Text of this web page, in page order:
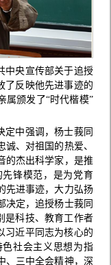
中央宣传部关于追授
了反映他先进事迹的
属颁发了“时代楷模”
定中强调，杨士莪同
、对祖国的热爱、
的杰出科学家，是推
锋模范，是为党育
先进事迹，大力弘扬
决定，追授杨士莪同
是科技、教育工作者
习近平同志为核心的
社会主义思想为指
、三中全会精神，深